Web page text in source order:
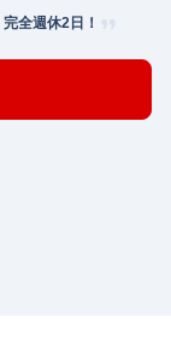
全週休2日！